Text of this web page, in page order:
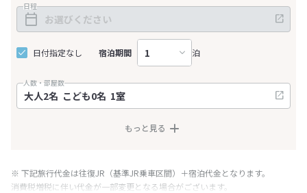
日程
日付指定なし 宿泊期間 泊
人数・部屋数
もっと見る
※ 下記旅行代金は往復JR（基準JR乗車区間）＋宿泊代金となります。
消費税増税に伴い代金が一部変更となる場合がございます。